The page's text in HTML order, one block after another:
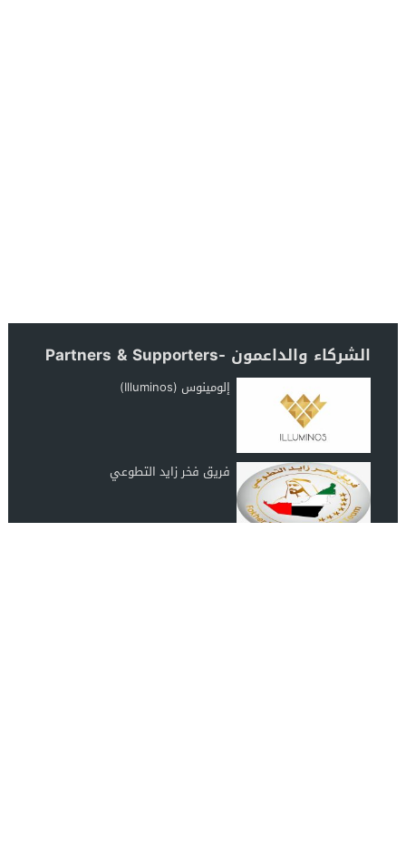
الشركاء والداعمون -Partners & Supporters
إلومينوس (Illuminos)
فريق فخر زايد التطوعي